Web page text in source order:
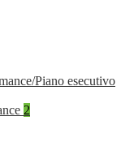
Piano esecutivo
2